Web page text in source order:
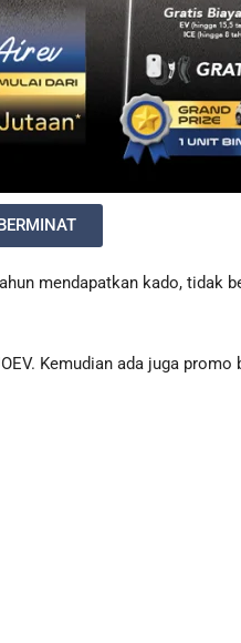
mendapatkan kado, tidak
Kemudian ada juga promo